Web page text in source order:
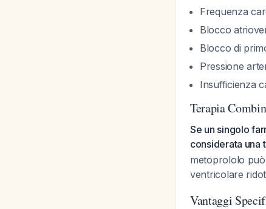
Frequenza
Blocco
Blocco di
Pressione
Insufficienza
Terapia
Se un singolo
considerata una
metoprololo
ventricolare
Vantaggi